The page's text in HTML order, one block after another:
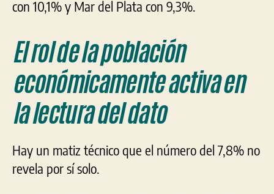
con 10,1% y Mar del Plata con 9,3%.
El rol de la población
económicamente activa en
la lectura del dato
Hay un matiz técnico que el número del 7,8% no
revela por sí solo.